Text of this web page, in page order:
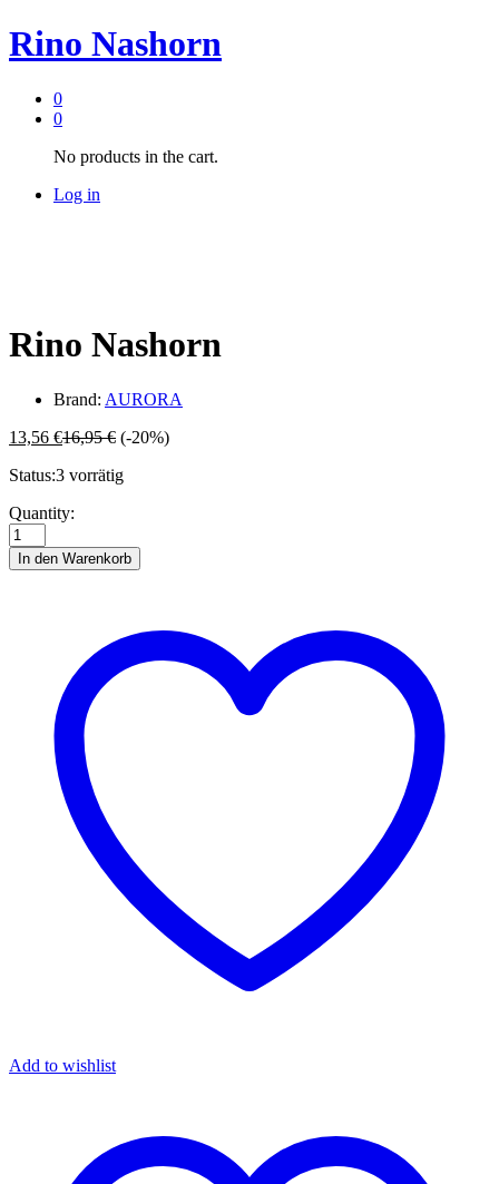
Rino Nashorn
0
0
No products in the cart.
Log in
Rino Nashorn
Brand: AURORA
13,56 €16,95€ (-20%)
Status:3 vorrätig
Rino
Nashorn
quantity
Quantity:
In den Warenkorb
Add to wishlist